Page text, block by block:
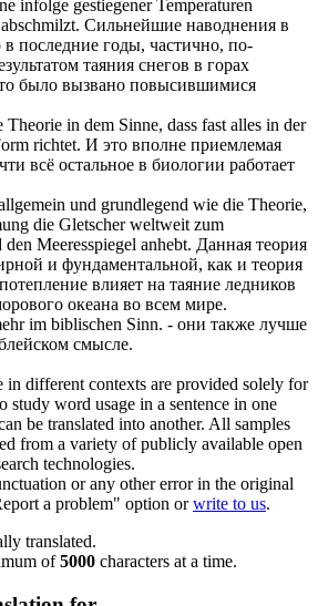
infolge gestiegener Temperaturen
abschmilzt. Сильнейшие наводнения в
последние годы, частично, по-
таяния снегов в горах
было вызвано повысившимися
Theorie in dem Sinne, dass fast alles in der
richtet. И это вполне приемлемая
всё остальное в биологии работает
und grundlegend wie die Theorie,
die Gletscher weltweit zum
Meeresspiegel anhebt. Данная теория
и фундаментальной, как и теория
влияет на таяние ледников
океана во всем мире.
im biblischen Sinn. - они также лучше
смысле.
in different contexts are provided solely for
study word usage in a sentence in one
be translated into another. All samples
from a variety of publicly available open
technologies.
or any other error in the original
a problem" option orwrite to us.
translated.
of5000 characters at a time.